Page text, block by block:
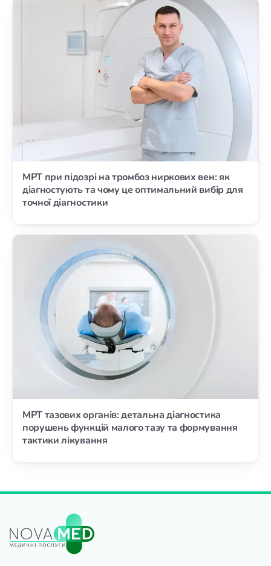
МРТ при підозрі на тромбоз ниркових вен: як
діагностують та чому це оптимальний вибір для
точної діагностики
МРТ тазових органів: детальна діагностика
порушень функцій малого тазу та формування
тактики лікування